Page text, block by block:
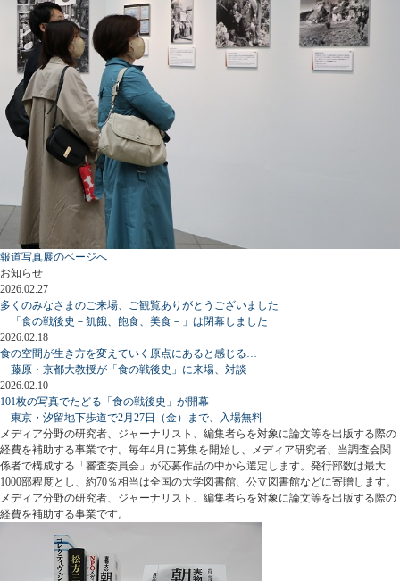
報道写真展のページへ
お知らせ
2026.02.27
多くのみなさまのご来場、ご観覧ありがとうございました
「食の戦後史－飢餓、飽食、美食－」は閉幕しました
2026.02.18
食の空間が生き方を変えていく原点にあると感じる…
藤原・京都大教授が「食の戦後史」に来場、対談
2026.02.10
101枚の写真でたどる「食の戦後史」が開幕
東京・汐留地下歩道で2月27日（金）まで、入場無料
メディア分野の研究者、ジャーナリスト、編集者らを対象に論文等を出版する際の
経費を補助する事業です。毎年4月に募集を開始し、メディア研究者、当調査会関
係者で構成する「審査委員会」が応募作品の中から選定します。発行部数は最大
1000部程度とし、約70％相当は全国の大学図書館、公立図書館などに寄贈します。
メディア分野の研究者、ジャーナリスト、編集者らを対象に論文等を出版する際の
経費を補助する事業です。